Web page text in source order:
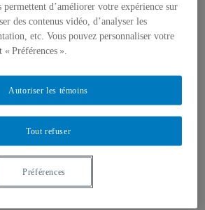
à venir
et dialogue
d’améliorer votre expérience sur
des contenus vidéo, d’analyser les
etc. Vous pouvez personnaliser votre
Préférences ».
Tout refuser
Autoriser les témoins
Préférences